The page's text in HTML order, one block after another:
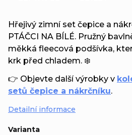
Varianta
Hřejivý zimní set čepice a
PTÁČCI NA BÍLÉ. Pružný
měkká fleecová podšívka,
krk před chladem. ❄️
👉 Objevte další výrobky v
setů čepice a nákrčníku.
Detailní informace